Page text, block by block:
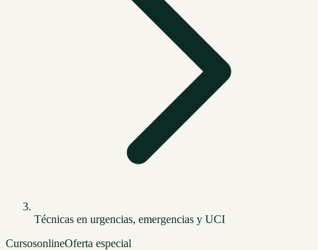
Técnicas en urgencias, emergencias y UCI
CursosonlineOferta especial